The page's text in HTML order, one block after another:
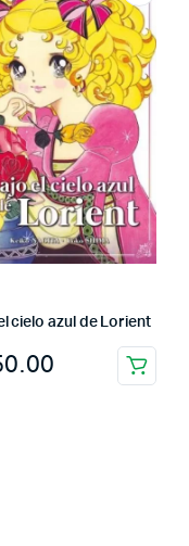
cielo azul de Lorient